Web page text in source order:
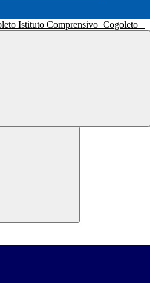
Istituto Comprensivo Cogoleto